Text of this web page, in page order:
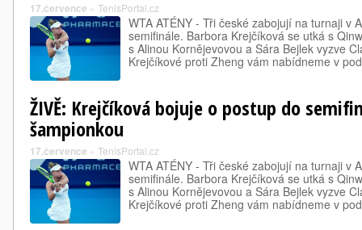
17.července » TenisPortal.cz
WTA ATÉNY - Tři české zabojují na turnaji v
semifinále. Barbora Krejčíková se utká s
s Alinou Kornějevovou a Sára Bejlek vyzve
Krejčíkové proti Zheng vám nabídneme v
ŽIVĚ: Krejčíková bojuje o postup do
šampionkou
17.července » TenisPortal.cz
WTA ATÉNY - Tři české zabojují na turnaji v
semifinále. Barbora Krejčíková se utká s
s Alinou Kornějevovou a Sára Bejlek vyzve
Krejčíkové proti Zheng vám nabídneme v